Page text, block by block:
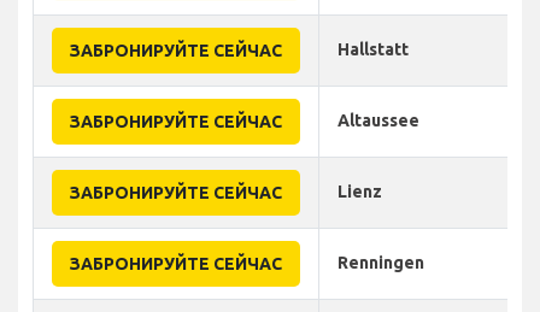
ЗАБРОНИРУЙТЕ СЕЙЧАС Hallstatt
ЗАБРОНИРУЙТЕ СЕЙЧАС Altaussee
ЗАБРОНИРУЙТЕ СЕЙЧАС Lienz
ЗАБРОНИРУЙТЕ СЕЙЧАС Renningen